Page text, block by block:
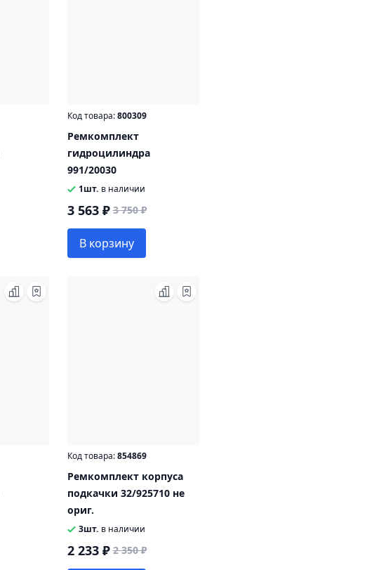
Код товара:800309
Ремкомплект
гидроцилиндра
991/20030
1шт. в наличии
3 563 ₽ 3 750 ₽
В корзину
Код товара:854869
Ремкомплект корпуса
подкачки 32/925710 не
ориг.
3шт. в наличии
2 233 ₽ 2 350 ₽